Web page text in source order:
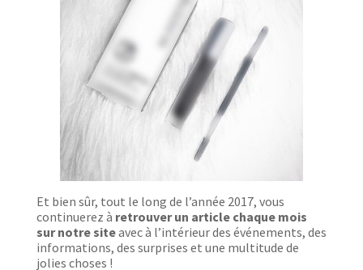
Et bien sûr, tout le long de l’année 2017, vous
continuerez à retrouver un article chaque mois
sur notre siteavec à l’intérieur des événements, des
informations, des surprises et une multitude de
jolies choses !